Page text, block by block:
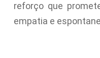
reforço que
empatia e